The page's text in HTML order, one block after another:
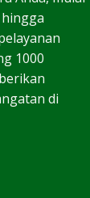
1000
di